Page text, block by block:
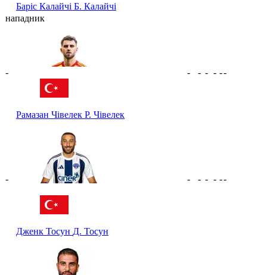
Баріс Калайчі Б. Калайчі
нападник
-
Рамазан Чівелек Р. Чівелек
- - - - --
-
Дженк Тосун Д. Тосун
- - - - --